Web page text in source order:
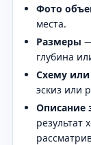
Фото
места.
Размеры
глубина
Схему
эскиз или
Описание
результат